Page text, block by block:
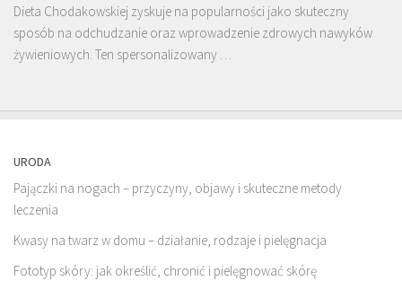
Dieta Chodakowskiej zyskuje na popularności jako skuteczny
sposób na odchudzanie oraz wprowadzenie zdrowych nawyków
żywieniowych. Ten spersonalizowany …
URODA
Pajączki na nogach – przyczyny, objawy i skuteczne metody
leczenia
Kwasy na twarz w domu – działanie, rodzaje i pielęgnacja
Fototyp skóry: jak określić, chronić i pielęgnować skórę